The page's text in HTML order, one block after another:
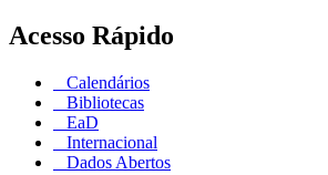
Acesso Rápido
Calendários
Bibliotecas
EaD
Internacional
Dados Abertos